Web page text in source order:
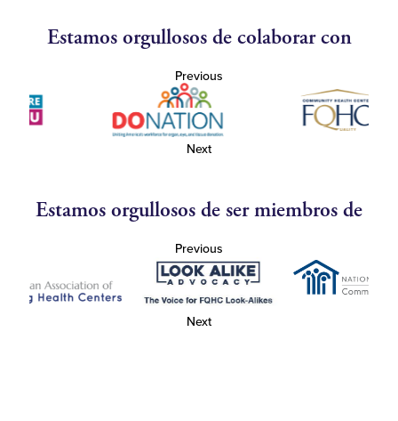
Estamos orgullosos de colaborar con
Previous
Next
Estamos orgullosos de ser miembros de
Previous
Next